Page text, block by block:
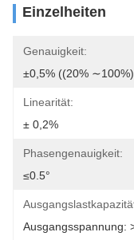
Einzelheiten
Genauigkeit:
±0,5% ((20%
Linearität:
± 0,2%
Phasengenauigkeit:
≤0.5°
Ausgangsspannung: